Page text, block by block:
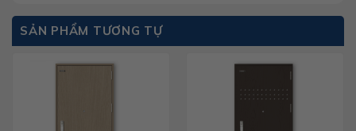
SẢN PHẨM TƯƠNG TỰ